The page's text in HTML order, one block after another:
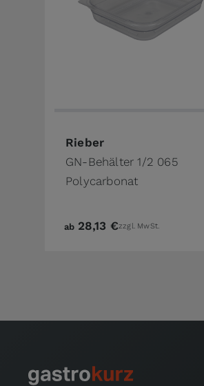
Rieber
GN-Behälter 1/2 065
Polycarbonat
The price depends on the
ab 28,13 €zzgl. MwSt.